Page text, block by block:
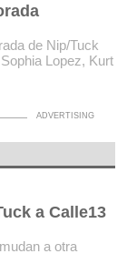
de Nip/Tuck
Lopez, Kurt
a Calle13
a otra